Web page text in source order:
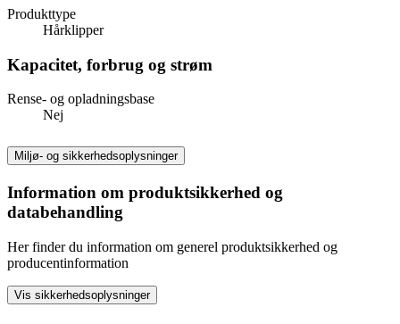
Produkttype
Hårklipper
Kapacitet, forbrug og strøm
Rense- og opladningsbase
Nej
Miljø- og sikkerhedsoplysninger
Information om produktsikkerhed og
databehandling
Her finder du information om generel produktsikkerhed og
producentinformation
Vis sikkerhedsoplysninger